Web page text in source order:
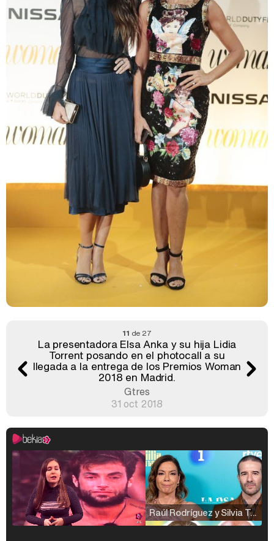
11 de 27
La presentadora Elsa Anka y su hija Lidia
Torrent posando en el photocall a su
llegada a la entrega de los Premios Woman
2018 en Madrid.
Gtres
31 oct 2018
Raúl Rodríguez y Silvia Taulés nos cuentan su papel en 'La familia de la tele'